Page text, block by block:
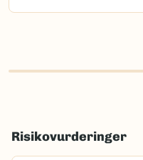
Risikovurderinger